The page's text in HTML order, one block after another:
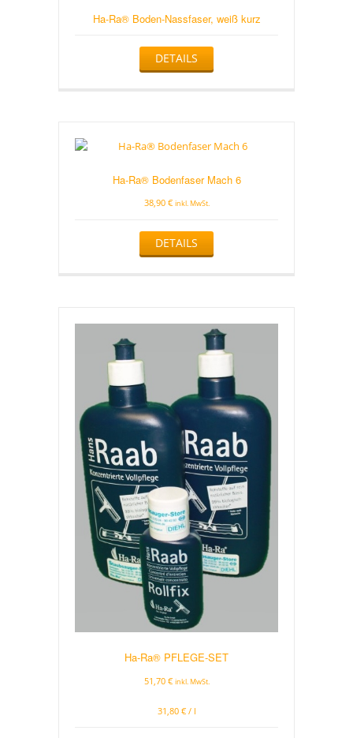
Ha-Ra® Boden-Nassfaser, weiß kurz
DETAILS
Ha-Ra­® Bodenfaser Mach 6
38,90 € inkl. MwSt.
DETAILS
weist
Die
Optionen
können
der
Produktseite
gewählt
werden
Ha-Ra® PFLEGE-SET
51,70 € inkl. MwSt.
31,80 €/ l